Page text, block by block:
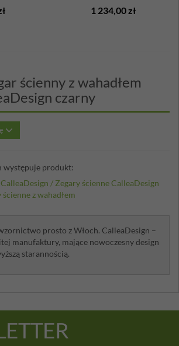
1 234,00 zł
ścienny z wahadłem
czarny
występuje produkt:
CalleaDesign / Zegary ścienne CalleaDesign
ścienne z wahadłem
prosto z Włoch. CalleaDesign –
manufaktury, mające nowoczesny design
starannością.